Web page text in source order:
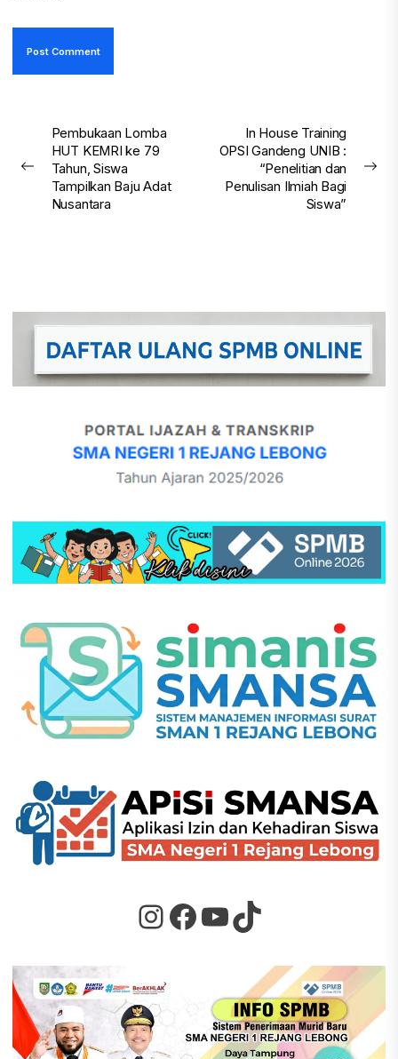
Post
navigation
Previous
Pembukaan Lomba
HUT KEMRI ke 79
Tahun, Siswa
Tampilkan Baju Adat
Nusantara
In House Training
OPSI Gandeng UNIB :
“Penelitian dan
Penulisan Ilmiah Bagi
Siswa”
Instagram
Facebook
YouTube
TikTok